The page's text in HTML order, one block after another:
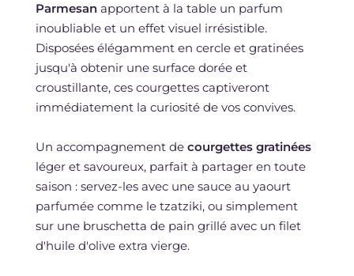
Parmesanapportent à la table un parfum
inoubliable et un effet visuel irrésistible.
Disposées élégamment en cercle et gratinées
jusqu'à obtenir une surface dorée et
croustillante, ces courgettes captiveront
immédiatement la curiosité de vos convives.
Un accompagnement de courgettes gratinées
léger et savoureux, parfait à partager en toute
saison : servez-les avec une sauce au yaourt
parfumée comme le tzatziki, ou simplement
sur une bruschetta de pain grillé avec un filet
d'huile d'olive extra vierge.